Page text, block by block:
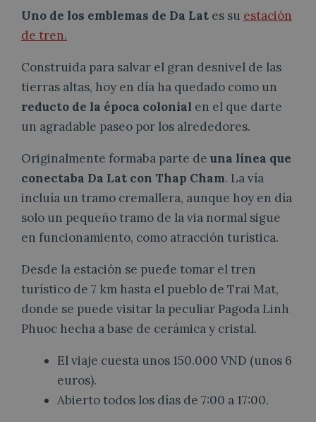
Uno de los emblemas de Da Lat es su estación
de tren.
Construida para salvar el gran desnivel de las
tierras altas, hoy en día ha quedado como un
reducto de la época colonial en el que darte
un agradable paseo por los alrededores.
Originalmente formaba parte de una línea que
conectaba Da Lat con Thap Cham. La vía
incluía un tramo cremallera, aunque hoy en día
solo un pequeño tramo de la via normal sigue
en funcionamiento, como atracción turística.
Desde la estación se puede tomar el tren
turístico de 7 km hasta el pueblo de Trai Mat,
donde se puede visitar la peculiar Pagoda Linh
Phuoc hecha a base de cerámica y cristal.
El viaje cuesta unos 150.000 VND (unos 6
euros).
Abierto todos los días de 7:00 a 17:00.